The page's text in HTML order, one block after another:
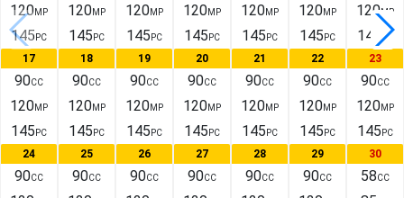
120MP
145 PC
120MP
145 PC
120MP
145 PC
120MP
145 PC
120MP
145 PC
120MP
145 PC
120MP
145PC
17
90CC
120MP
145 PC
18
90CC
120MP
145 PC
19
90CC
120MP
145 PC
20
90CC
120MP
145 PC
21
90CC
120MP
145 PC
22
90CC
120MP
145 PC
23
90CC
120MP
145 PC
24
90CC
25
90CC
26
90CC
27
90CC
28
90CC
29
90CC
30
58CC